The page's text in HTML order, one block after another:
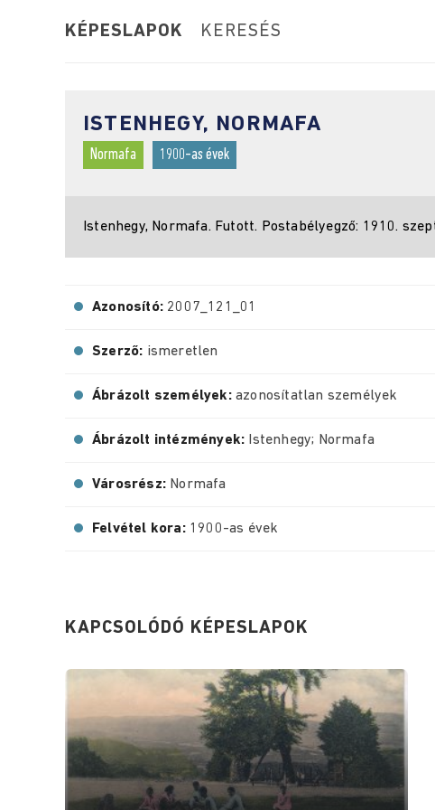
KÉPESLAPOK KERESÉS
ISTENHEGY, NORMAFA
Normafa 1900-as évek
Istenhegy, Normafa. Futott. Postabélyegző: 1910.
Azonosító: 2007_121_01
Szerző: ismeretlen
Ábrázolt személyek: azonosítatlan személyek
Ábrázolt intézmények: Istenhegy; Normafa
Városrész: Normafa
Felvétel kora: 1900-as évek
KAPCSOLÓDÓ KÉPESLAPOK